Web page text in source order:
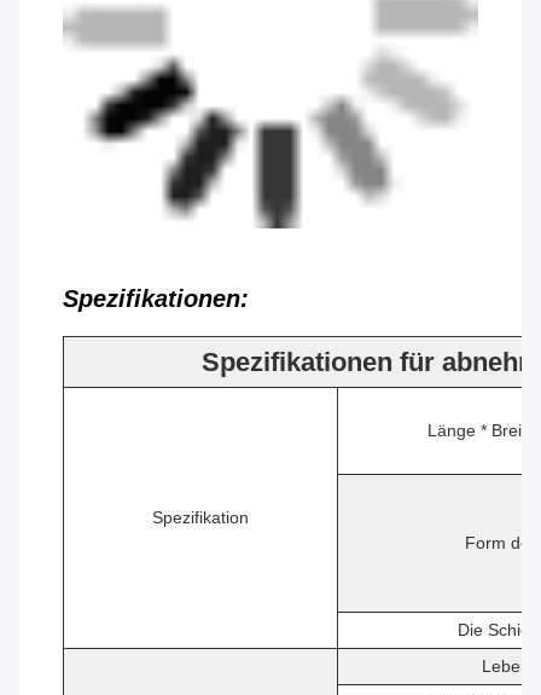
Spezifikationen:
Spezifikationen für
Spezifikation
Länge *
Form
Die